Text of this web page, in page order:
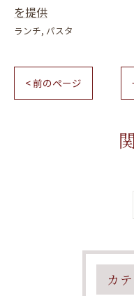
を提供
ランチ パスタ
< 前のページ
カ